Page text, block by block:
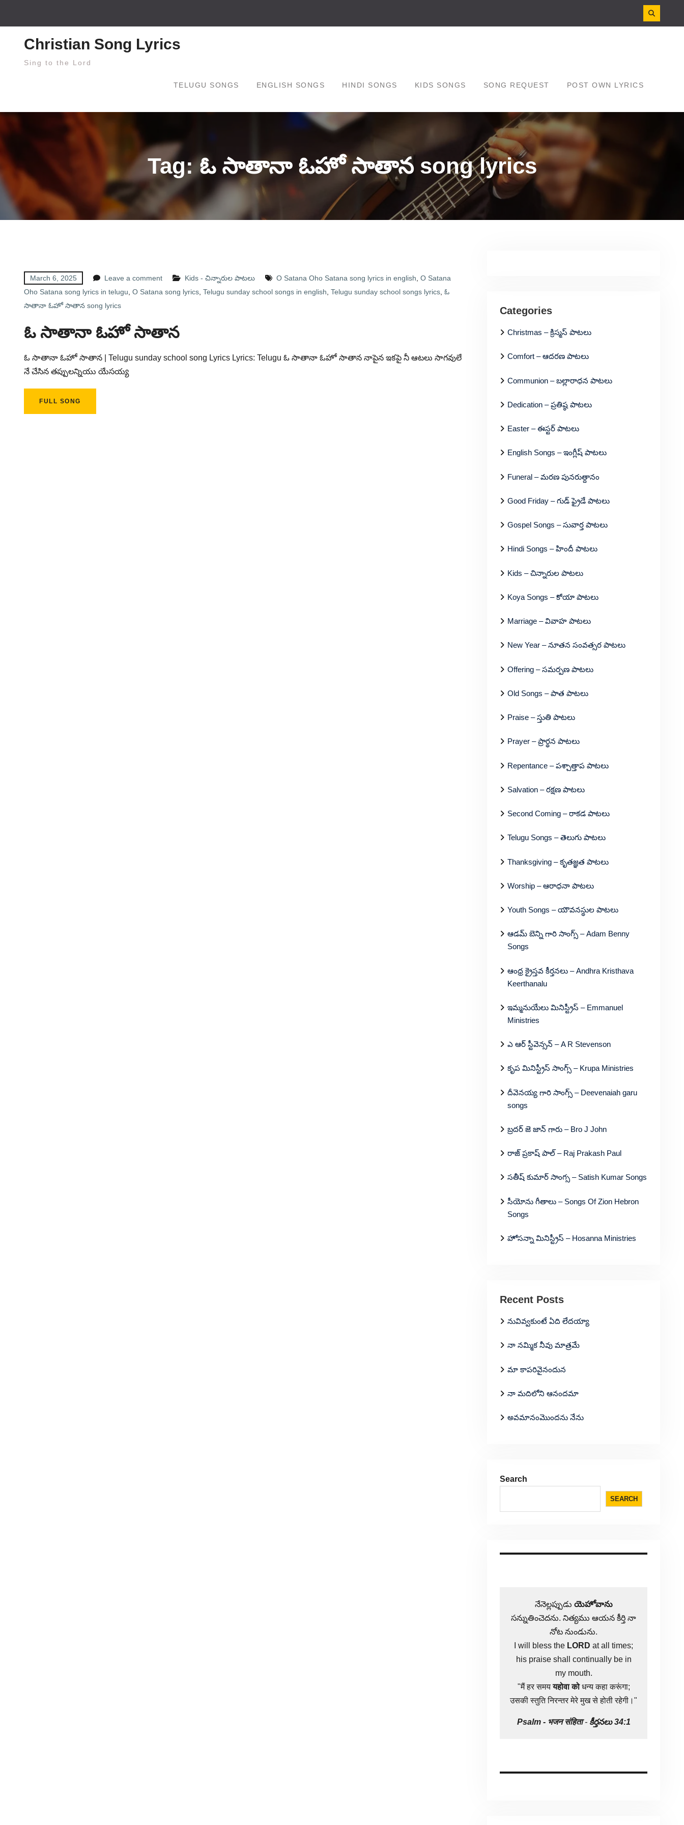
Christian Song Lyrics
Sing to the Lord
TELUGU SONGS ENGLISH SONGS HINDI SONGS KIDS SONGS SONG REQUEST POST OWN LYRICS
Tag: ఓ సాతానా ఓహో సాతాన song lyrics
March 6, 2025 Leave a comment Kids - చిన్నారుల పాటలు O Satana Oho Satana song lyrics in english O Satana
Oho Satana song lyrics in telugu O Satana song lyrics Telugu sunday school songs in english Telugu sunday school songs lyrics ఓ
సాతానా ఓహో సాతాన song lyrics
ఓ సాతానా ఓహో సాతాన
ఓ సాతానా ఓహో సాతాన | Telugu sunday school song Lyrics Lyrics: Telugu ఓ సాతానా ఓహో సాతాన నాపైన ఇకపై నీ ఆటలు సాగవులే
నే చేసిన తప్పులన్నియు యేసయ్య
FULL SONG
Categories
Christmas – క్రిస్మస్ పాటలు
Comfort – ఆదరణ పాటలు
Communion – బల్లారాధన పాటలు
Dedication – ప్రతిష్ఠ పాటలు
Easter – ఈస్టర్ పాటలు
English Songs – ఇంగ్లీష్ పాటలు
Funeral – మరణ పునరుత్దానం
Good Friday – గుడ్ ఫ్రైడే పాటలు
Gospel Songs – సువార్త పాటలు
Hindi Songs – హిందీ పాటలు
Kids – చిన్నారుల పాటలు
Koya Songs – కోయా పాటలు
Marriage – వివాహ పాటలు
New Year – నూతన సంవత్సర పాటలు
Offering – సమర్పణ పాటలు
Old Songs – పాత పాటలు
Praise – స్తుతి పాటలు
Prayer – ప్రార్థన పాటలు
Repentance – పశ్చాత్తాప పాటలు
Salvation – రక్షణ పాటలు
Second Coming – రాకడ పాటలు
Telugu Songs – తెలుగు పాటలు
Thanksgiving – కృతజ్ఞత పాటలు
Worship – ఆరాధనా పాటలు
Youth Songs – యౌవనస్థుల పాటలు
ఆడమ్ బెన్ని గారి సాంగ్స్ – Adam Benny
Songs
ఆంధ్ర క్రైస్తవ కీర్తనలు – Andhra Kristhava
Keerthanalu
ఇమ్మనుయేలు మినిస్ట్రీస్ – Emmanuel
Ministries
ఎ ఆర్ స్టీవెన్సన్ – A R Stevenson
కృప మినిస్ట్రీస్ సాంగ్స్ – Krupa Ministries
దీవెనయ్య గారి సాంగ్స్ – Deevenaiah garu
songs
బ్రదర్ జె జాన్ గారు – Bro J John
రాజ్ ప్రకాష్ పాల్ – Raj Prakash Paul
సతీష్ కుమార్ సాంగ్స – Satish Kumar Songs
సీయోను గీతాలు – Songs Of Zion Hebron
Songs
హోసన్నా మినిస్ట్రీస్ – Hosanna Ministries
Recent Posts
నువివ్వకుంటే ఏది లేదయ్యా
నా నమ్మిక నీవు మాత్రమే
మా కాపరివైనందున
నా మదిలోని ఆనందమా
అవమానంమొందను నేను
Search
SEARCH
నేనెల్లప్పుడు యెహోవాను
సన్నుతించెదను. నిత్యము ఆయన కీర్తి నా
నోట నుండును.
I will bless the LORD at all times;
his praise shall continually be in
my mouth.
"मैं हर समययहोवा कोधन्य कहा करूंगा;
उसकी स्तुति निरन्तर मेरे मुख से होती रहेगी।"
Psalm - भजन संहिता- కీర్తనలు 34:1